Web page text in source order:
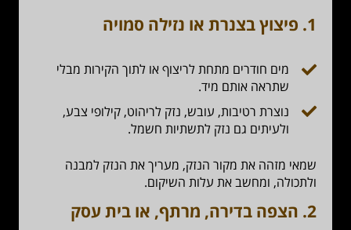
1. פיצוץ בצנרת או נזילה סמויה
מים חודרים מתחת לריצוף או לתוך הקירות מבלי
שתראה אותם מיד.
נוצרת רטיבות, עובש, נזק לריהוט, קילופי צבע,
ולעיתים גם נזק לתשתיות חשמל.
שמאי מזהה את מקור הנזק, מעריך את הנזק למבנה
ולתכולה, ומחשב את עלות השיקום.
2. הצפה בדירה, מרתף, או בית עסק